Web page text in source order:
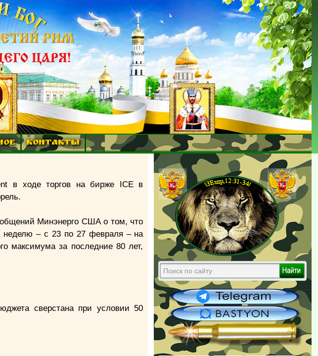
КОНТАКТЫ
в ходе торгов на бирже ICE в
Минэнерго США о том, что
неделю – с 23 по 27 февраля – на
максимума за последние 80 лет,
сверстана при условии 50